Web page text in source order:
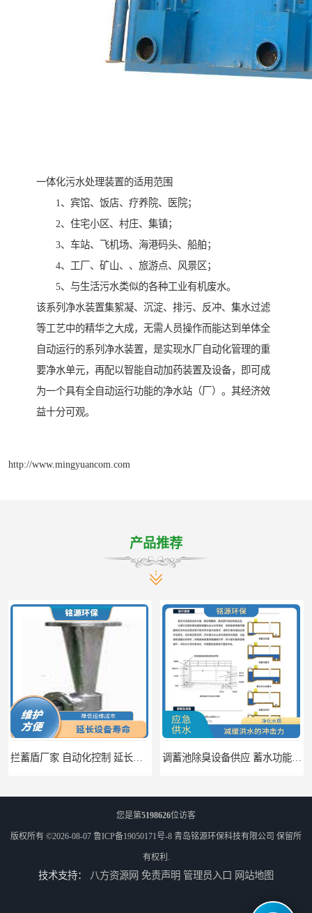
一体化污水处理装置的适用范围
1、宾馆、饭店、疗养院、医院；
2、住宅小区、村庄、集镇；
3、车站、飞机场、海港码头、船舶；
4、工厂、矿山、、旅游点、风景区；
5、与生活污水类似的各种工业有机废水。
该系列净水装置集絮凝、沉淀、排污、反冲、集水过滤
等工艺中的精华之大成，无需人员操作而能达到单体全
自动运行的系列净水装置，是实现水厂自动化管理的重
要净水单元，再配以智能自动加药装置及设备，即可成
为一个具有全自动运行功能的净水站（厂）。其经济效
益十分可观。
http://www.mingyuancom.com
产品推荐
您是第5198626位访客
版权所有 ©2026-08-07 鲁ICP备19050171号-8 青岛铭源环保科技有限公司 保留所
有权利.
技术支持： 八方资源网 免责声明 管理员入口 网站地图